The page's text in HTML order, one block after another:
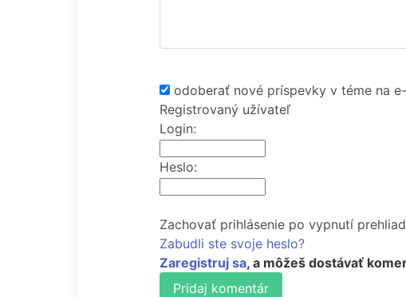
odoberať nové príspevky v téme na
Registrovaný užívateľ
Login:
Heslo:
Zachovať prihlásenie po vypnutí
Zabudli ste svoje heslo?
Zaregistruj sa, a môžeš dostávať
Pridaj komentár